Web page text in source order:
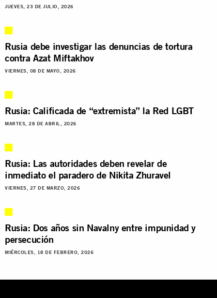
JUEVES, 23 DE JULIO, 2026
Rusia debe investigar las denuncias de tortura
contra Azat Miftakhov
VIERNES, 08 DE MAYO, 2026
Rusia: Calificada de “extremista” la Red LGBT
MARTES, 28 DE ABRIL, 2026
Rusia: Las autoridades deben revelar de
inmediato el paradero de Nikita Zhuravel
VIERNES, 27 DE MARZO, 2026
Rusia: Dos años sin Navalny entre impunidad y
persecución
MIÉRCOLES, 18 DE FEBRERO, 2026